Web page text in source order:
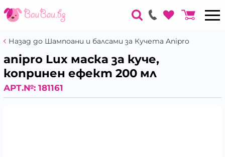
Назад до Шампоани и балсами за Кучета Anipro
anipro Lux маска за куче,
копринен ефект 200 мл
АРТ.№: 181161